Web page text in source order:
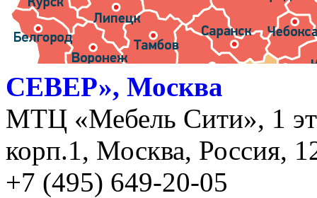
СЕВЕР», Москва
МТЦ «Мебель Сити», 1
корп.1, Москва, Россия,
+7 (495) 649-20-05